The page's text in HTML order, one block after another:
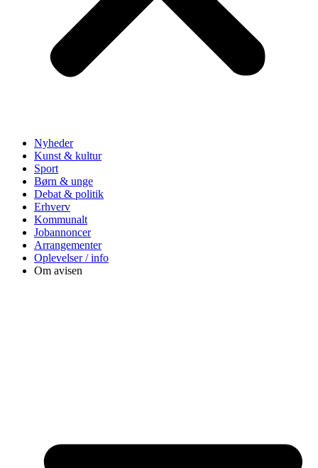
Nyheder
Kunst & kultur
Sport
Børn & unge
Debat & politik
Erhverv
Kommunalt
Jobannoncer
Arrangementer
Oplevelser / info
Om avisen